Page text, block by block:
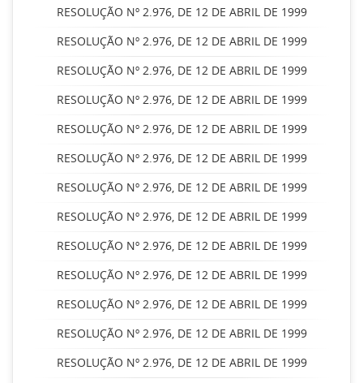
RESOLUÇÃO Nº 2.976, DE 12 DE ABRIL DE 1999
RESOLUÇÃO Nº 2.976, DE 12 DE ABRIL DE 1999
RESOLUÇÃO Nº 2.976, DE 12 DE ABRIL DE 1999
RESOLUÇÃO Nº 2.976, DE 12 DE ABRIL DE 1999
RESOLUÇÃO Nº 2.976, DE 12 DE ABRIL DE 1999
RESOLUÇÃO Nº 2.976, DE 12 DE ABRIL DE 1999
RESOLUÇÃO Nº 2.976, DE 12 DE ABRIL DE 1999
RESOLUÇÃO Nº 2.976, DE 12 DE ABRIL DE 1999
RESOLUÇÃO Nº 2.976, DE 12 DE ABRIL DE 1999
RESOLUÇÃO Nº 2.976, DE 12 DE ABRIL DE 1999
RESOLUÇÃO Nº 2.976, DE 12 DE ABRIL DE 1999
RESOLUÇÃO Nº 2.976, DE 12 DE ABRIL DE 1999
RESOLUÇÃO Nº 2.976, DE 12 DE ABRIL DE 1999